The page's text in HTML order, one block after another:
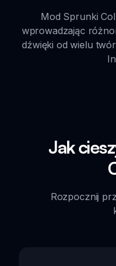
Mod Sprunki
wprowadzając
dźwięki od wielu
Jak
Rozpocznij